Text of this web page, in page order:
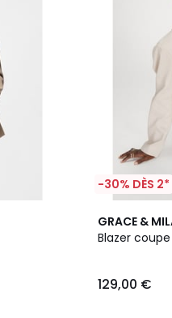
-30% DÈS 2*
GRACE &
Blazer coupe
129,00 €